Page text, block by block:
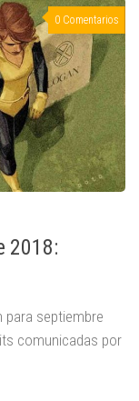
0 Comentarios
2018:
para septiembre
comunicadas por